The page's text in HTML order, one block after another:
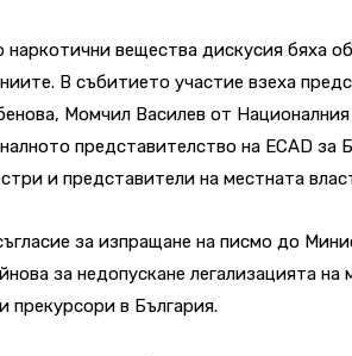
вещества дискусия бяха
В събитието участие взеха
Момчил Василев от
представителство на ECAD за
и представители на местната
за изпращане на писмо до
за недопускане легализацията на
прекурсори в България.